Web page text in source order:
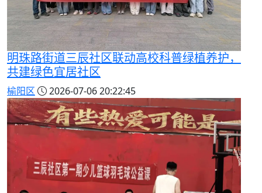
明珠路街道三辰社区联动高校科普绿植养护，
共建绿色宜居社区
榆阳区 2026-07-06 20:22:45